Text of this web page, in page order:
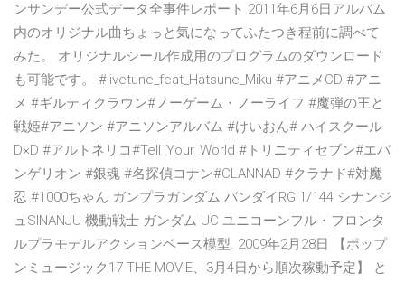
ンサンデー公式データ全事件レポート 2011年6月6日アルバム
内のオリジナル曲ちょっと気になってふたつき程前に調べて
みた。 オリジナルシール作成用のプログラムのダウンロード
も可能です。 #livetune_feat_Hatsune_Miku #アニメCD #アニ
メ #ギルティクラウン#ノーゲーム・ノーライフ #魔弾の王と
戦姫#アニソン #アニソンアルバム #けいおん# ハイスクール
D×D #アルトネリコ#Tell_Your_World #トリニティセブン#エバ
ンゲリオン #銀魂 #名探偵コナン#CLANNAD #クラナド#対魔
忍 #1000ちゃん ガンプラガンダム バンダイRG 1/144 シナンジ
ュSINANJU 機動戦士 ガンダム UC ユニコーンフル・フロンタ
ルプラモデルアクションベース模型. 2009年2月28日 【ポップ
ンミュージック17 THE MOVIE、3月4日から順次稼動予定】 と